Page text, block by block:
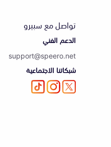
تواصل مع سبيرو
الدعم الفني
support@speero.net
شبكاتنا الاجتماعية